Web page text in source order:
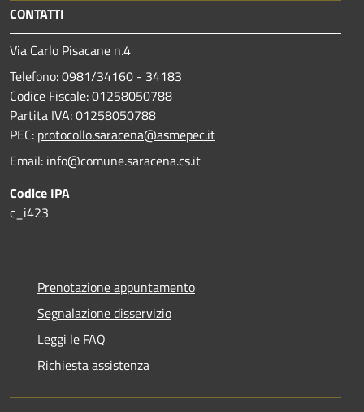
CONTATTI
Via Carlo Pisacane n.4
Telefono: 0981/34160 - 34183
Codice Fiscale: 01258050788
Partita IVA: 01258050788
PEC: protocollo.saracena@asmepec.it
Email: info@comune.saracena.cs.it
Codice IPA
c_i423
Prenotazione appuntamento
Segnalazione disservizio
Leggi le FAQ
Richiesta assistenza